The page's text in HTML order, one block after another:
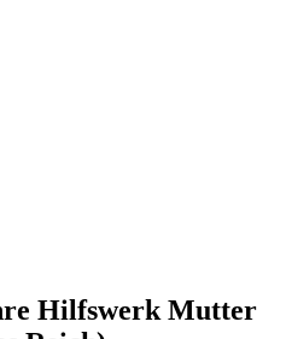
Hilfswerk Mutter